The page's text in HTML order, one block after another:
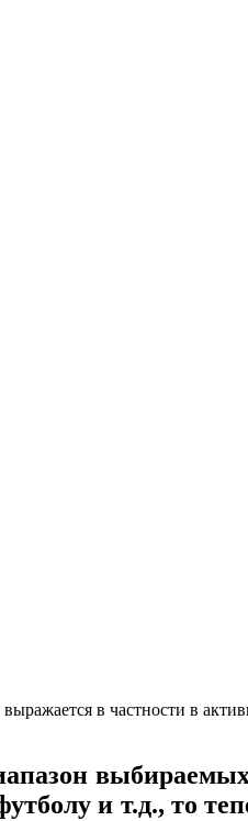
в частности в
и т.д., то